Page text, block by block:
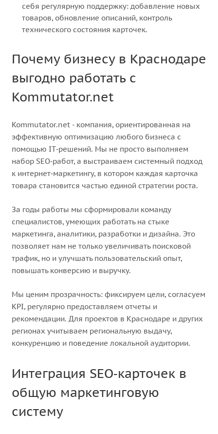
себя регулярную поддержку: добавление новых
товаров, обновление описаний, контроль
технического состояния карточек.
Почему бизнесу в Краснодаре
выгодно работать с
Kommutator.net
Kommutator.net - компания, ориентированная на
эффективную оптимизацию любого бизнеса с
помощью IT‑решений. Мы не просто выполняем
набор SEO‑работ, а выстраиваем системный подход
к интернет‑маркетингу, в котором каждая карточка
товара становится частью единой стратегии роста.
За годы работы мы сформировали команду
специалистов, умеющих работать на стыке
маркетинга, аналитики, разработки и дизайна. Это
позволяет нам не только увеличивать поисковой
трафик, но и улучшать пользовательский опыт,
повышать конверсию и выручку.
Мы ценим прозрачность: фиксируем цели, согласуем
KPI, регулярно предоставляем отчеты и
рекомендации. Для проектов в Краснодаре и других
регионах учитываем региональную выдачу,
конкуренцию и поведение локальной аудитории.
Интеграция SEO‑карточек в
общую маркетинговую
систему